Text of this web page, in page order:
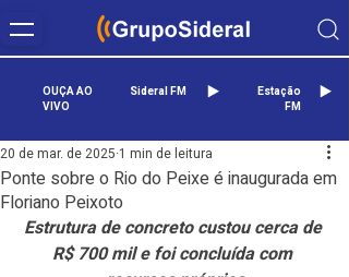
OUÇA AO
VIVO
Sideral FM
Estação
FM
Ponte sobre o Rio do Peixe é inaugurada em
Floriano Peixoto
20 de mar. de 2025 1 min de leitura
Estrutura de concreto custou cerca de
R$ 700 mil e foi concluída com